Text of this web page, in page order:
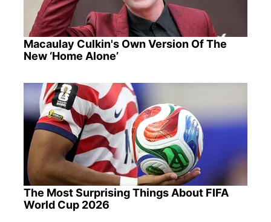
Macaulay Culkin's Own Version Of The
New ‘Home Alone’
The Most Surprising Things About FIFA
World Cup 2026